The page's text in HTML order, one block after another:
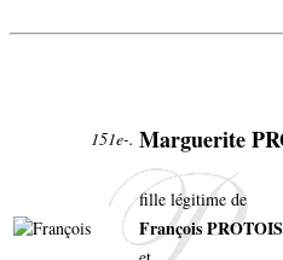
151e-. Marguerite
fille légitime de
François PROTOIS